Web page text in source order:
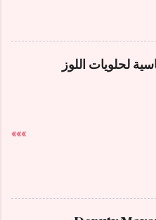
لحلويات اللوز
»»»